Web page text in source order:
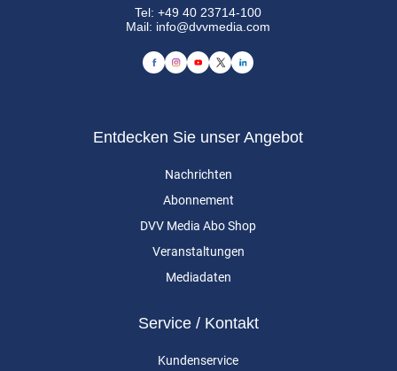
Tel:+49 40 23714-100
Mail: info@dvvmedia.com
Entdecken Sie unser Angebot
Nachrichten
Abonnement
DVV Media Abo Shop
Veranstaltungen
Mediadaten
Service / Kontakt
Kundenservice